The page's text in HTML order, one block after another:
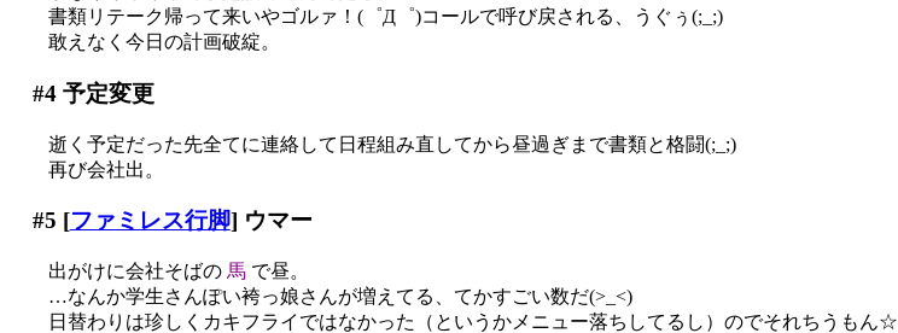
書類リテーク帰って来いやゴルァ！(゜Д゜)コールで呼び戻される、うぐぅ(;_;)
敢えなく今日の計画破綻。
#4予定変更
逝く予定だった先全てに連絡して日程組み直してから昼過ぎまで書類と格闘(;_;)
再び会社出。
#5 [ファミレス行脚] ウマー
出がけに会社そばの 馬 で昼。
…なんか学生さんぽい袴っ娘さんが増えてる、てかすごい数だ(>_<)
日替わりは珍しくカキフライではなかった（というかメニュー落ちしてるし）のでそれちうもん☆